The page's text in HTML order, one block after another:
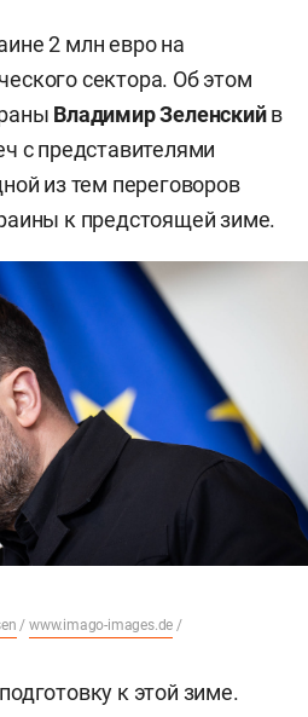
2 млн евро на
сектора. Об этом
Владимир Зеленскийв
с представителями
из тем переговоров
к предстоящей зиме.
/www.imago-images.de /
к этой зиме.